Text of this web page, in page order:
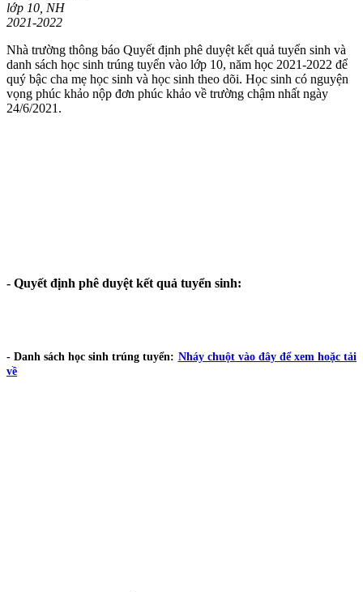
lớp 10, NH
2021-2022
Nhà trường thông báo Quyết định phê duyệt kết quả tuyển sinh và
danh sách học sinh trúng tuyển vào lớp 10, năm học 2021-2022 để
quý bậc cha mẹ học sinh và học sinh theo dõi. Học sinh có nguyện
vọng phúc khảo nộp đơn phúc khảo về trường chậm nhất ngày
24/6/2021.
- Quyết định phê duyệt kết quả tuyển sinh:
- Danh sách học sinh trúng tuyển: Nháy chuột vào đây để xem hoặc tải
về